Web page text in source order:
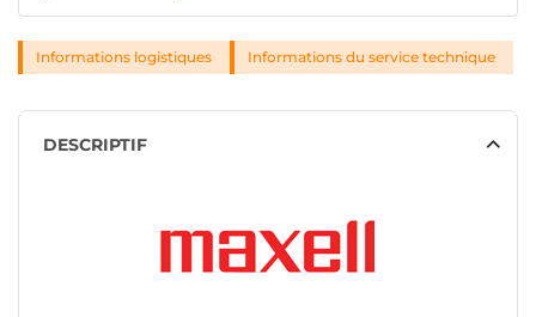
Informations logistiques Informations du service technique
DESCRIPTIF